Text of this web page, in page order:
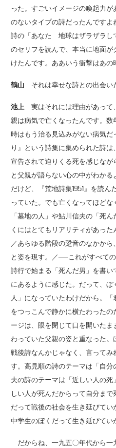
った。すごいイメージの喚起力
のないタイプの詩だったんです
詩の「あなた 地球はザラザラし
のセリフを読んで、本当に地面
けたんです。ああいう衝撃はあの
鶴山 それは幸せな詩との出会い
池上 実はそれには理由があって
親は病気で亡くなったんです。
時はもう治る見込みがない病気だ
り』という詩集に集められた詩
宣告されて迫りくる死を感じな
と父親が語らない心の中がわかる
だけど、『荒地詩集1951』を読
っていた。でも亡くなってほど
「墓地の人」や鮎川信夫の「死
くにはとてもリアリティがあっ
／あらゆる階段の跫音のなかか
と姿を現す。／──これがすべて
詩行で始まる「死んだ男」を書
にあるように感じた。だって、
人」になっていたわけだから。
をつっこんで静かに横たわった
ージは、眼を閉じて口を開いた
わっていた父親の姿と重なった
戦後詩なんかじゃなく、言って
す。高見順の詩のテーマは「自
夫の詩のテーマは「近しい人の
しい人が死んだからって自分ま
だって戦後の社会を生き延びてい
中学生のぼくだって生き延びてい
だからね、一九五〇年代から一